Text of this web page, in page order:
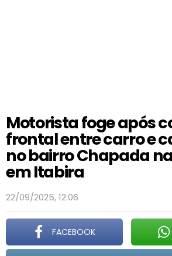
Motorista foge após
frontal entre carro e
no bairro Chapada
em Itabira
22/09/2025, 12:06
FACEBOOK